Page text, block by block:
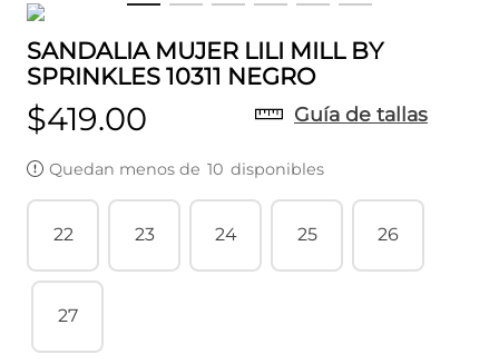
SANDALIA MUJER LILI MILL BY
SPRINKLES 10311 NEGRO
$419.00 Guía de tallas
Quedan menos de 10 disponibles
22 23 24 25 26
27